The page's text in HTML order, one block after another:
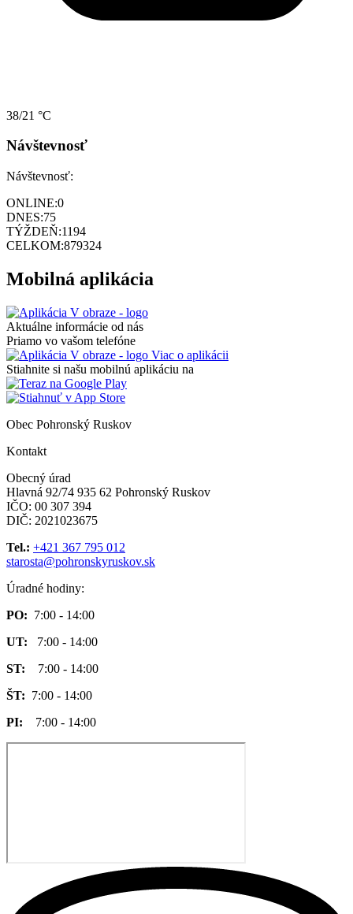
38/21 °C
Návštevnosť
Návštevnosť:
ONLINE:0
DNES:75
TÝŽDEŇ:1194
CELKOM:879324
Mobilná aplikácia
Aktuálne informácie od nás
Priamo vo vašom telefóne
Viac o aplikácii
Stiahnite si našu mobilnú aplikáciu na
Obec Pohronský Ruskov
Kontakt
Obecný úrad
Hlavná 92/74 935 62 Pohronský Ruskov
IČO: 00 307 394
DIČ: 2021023675
Tel.: +421 367 795 012
starosta@pohronskyruskov.sk
Úradné hodiny:
PO: 7:00 - 14:00
UT:
7:00 - 14:00
ST:
7:00 - 14:00
ŠT: 7:00 - 14:00
PI: 7:00 - 14:00